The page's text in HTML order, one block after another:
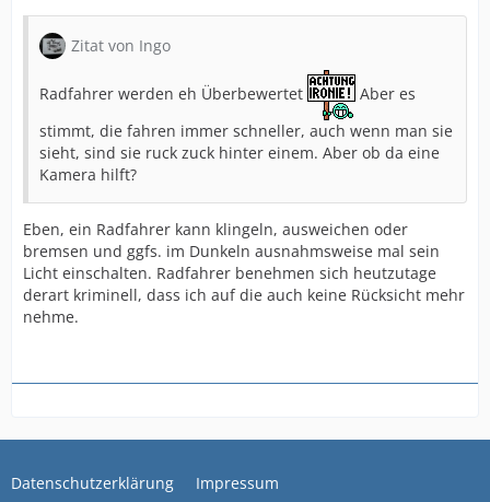
Zitat von Ingo
Radfahrer werden eh Überbewertet
Aber es
stimmt, die fahren immer schneller, auch wenn man sie
sieht, sind sie ruck zuck hinter einem. Aber ob da eine
Kamera hilft?
Eben, ein Radfahrer kann klingeln, ausweichen oder
bremsen und ggfs. im Dunkeln ausnahmsweise mal sein
Licht einschalten. Radfahrer benehmen sich heutzutage
derart kriminell, dass ich auf die auch keine Rücksicht mehr
nehme.
Datenschutzerklärung Impressum